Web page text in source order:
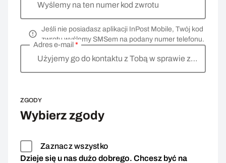
Wyślemy na ten numer kod zwrotu
Jeśli nie posiadasz aplikacji InPost Mobile, Twój kod
zwrotu wyślemy SMSem na podany numer telefonu.
Użyjemy go do kontaktu z Tobą w sprawie zwrotu
Adres e-mail *
ZGODY
Wybierz zgody
Zaznacz wszystko
Dzieje się u nas dużo dobrego. Chcesz być na